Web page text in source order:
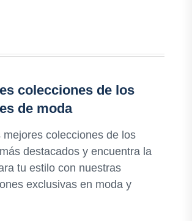
colecciones de los
de moda
mejores colecciones de los
destacados y encuentra la
tu estilo con nuestras
exclusivas en moda y